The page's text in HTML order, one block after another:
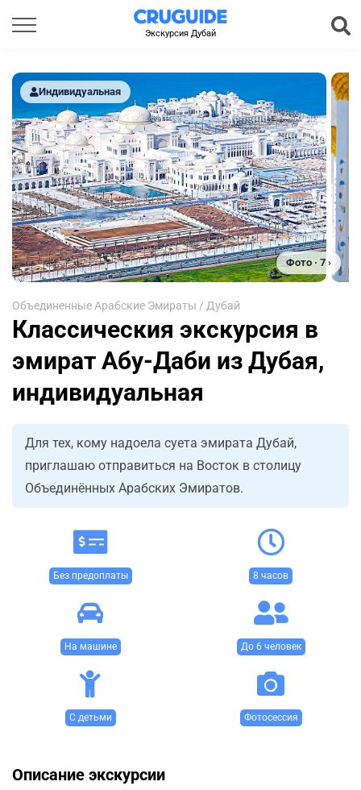
Экскурсия Дубай
Индивидуальная
Фото · 7 ›
Объединенные Арабские Эмираты / Дубай
Классическия экскурсия в
эмират Абу-Даби из Дубая,
индивидуальная
Для тех, кому надоела суета эмирата Дубай,
приглашаю отправиться на Восток в столицу
Объединённых Арабских Эмиратов.
Без предоплаты 8 часов
На машине До 6 человек
С детьми Фотосессия
Описание экскурсии